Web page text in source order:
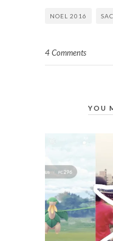
NOEL 2016
4 Comments
YOU